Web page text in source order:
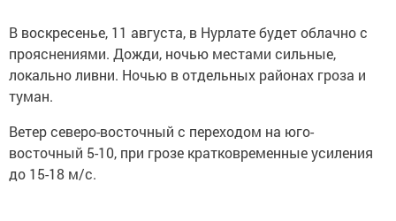
В воскресенье, 11 августа, в Нурлате будет облачно с
прояснениями. Дожди, ночью местами сильные,
локально ливни. Ночью в отдельных районах гроза и
туман.
Ветер северо-восточный с переходом на юго-
восточный 5-10, при грозе кратковременные усиления
до 15-18 м/с.